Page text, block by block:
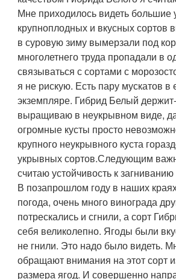
Мне приходилось видеть большие
крупноплодных и вкусных сортов
в суровую зиму вымерзали под
многолетнего труда пропадали в
связываться с сортами с
я не рискую. Есть пару мускатов в
экземпляре. Гибрид Белый
выращиваю в неукрывном виде,
огромные кусты просто
крупного неукрывного куста
укрывных сортов.Следующим
считаю устойчивость к
В позапрошлом году в наших
погода, очень много винограда
потрескались и сгнили, а сорт
себя великолепно. Ягоды были
не гнили. Это надо было видеть.
обращают внимания на этот сорт
размера ягод. И совершенно